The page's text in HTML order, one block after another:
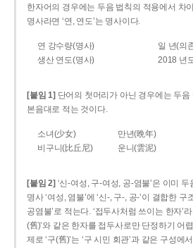
한자어의 경우에는 두음 법칙의 적용에서 차
명사라면 ‘연, 연도’는 명사이다.
연 강수량(명사)
일 년(의
생산 연도(명사)
2018 년
[붙임 1] 단어의 첫머리가 아닌 경우에는 두
본음대로 적는 것이다.
소녀(少女) 만년(晩年)
비구니(比丘尼)
운니(雲泥)
[붙임 2] ‘신-여성, 구-여성, 공-염불’은 이미
명사 ‘여성, 염불’에 ‘신-, 구-, 공-’이 결합한
공염불’로 적는다. ‘접두사처럼 쓰이는 한자’
(舊)’와 같은 한자를 접두사로만 단정하기 어
제로 ‘구(舊)’는 ‘구 시민 회관’과 같은 구성에